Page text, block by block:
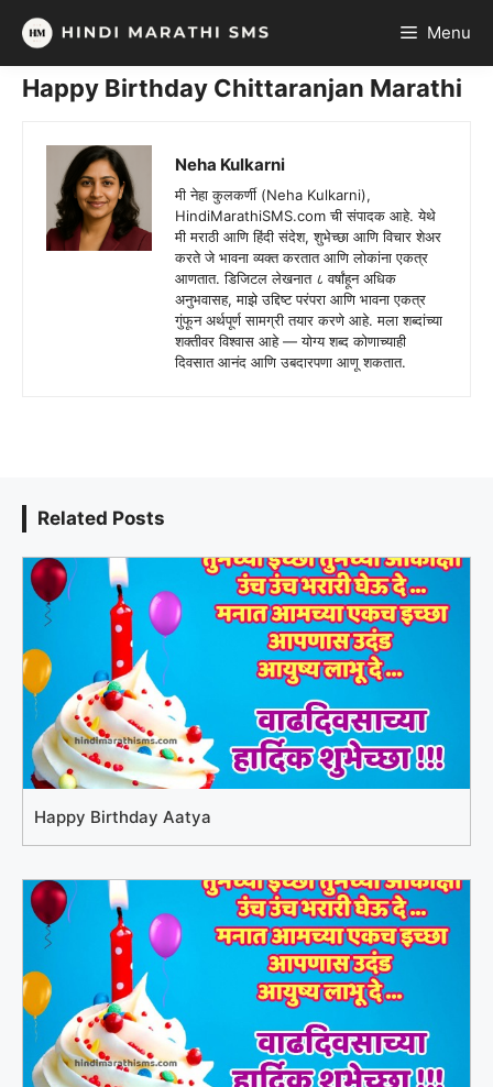
Skip
content
Menu
Happy Birthday Chittaranjan Marathi
Neha Kulkarni
मी नेहा कुलकर्णी (Neha Kulkarni),
HindiMarathiSMS.com ची संपादक आहे. येथे
मी मराठी आणि हिंदी संदेश, शुभेच्छा आणि विचार शेअर
करते जे भावना व्यक्त करतात आणि लोकांना एकत्र
आणतात. डिजिटल लेखनात ८ वर्षांहून अधिक
अनुभवासह, माझे उद्दिष्ट परंपरा आणि भावना एकत्र
गुंफून अर्थपूर्ण सामग्री तयार करणे आहे. मला शब्दांच्या
शक्तीवर विश्वास आहे — योग्य शब्द कोणाच्याही
दिवसात आनंद आणि उबदारपणा आणू शकतात.
Related Posts
Happy Birthday Aatya